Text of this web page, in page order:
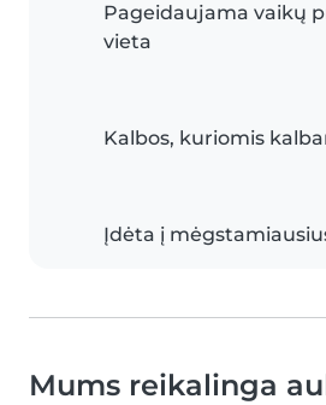
Pageidaujama vaikų
vieta
Kalbos, kuriomis
Įdėta į
Mums reikalinga